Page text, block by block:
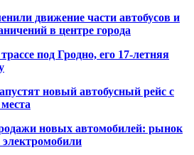
движение части автобусов и
в центре города
под Гродно, его 17-летняя
новый автобусный рейс с
новых автомобилей: рынок
электромобили